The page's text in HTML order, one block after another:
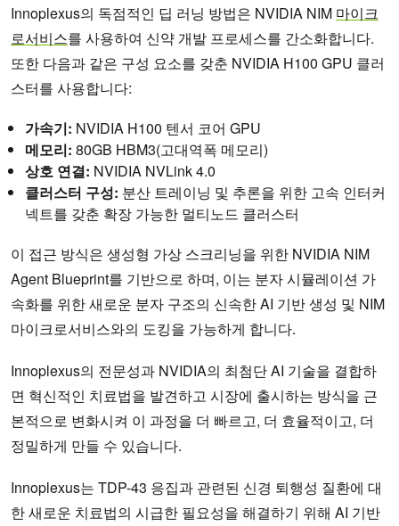
Innoplexus의 독점적인 딥 러닝 방법은 NVIDIA NIM 마이크
로서비스를 사용하여 신약 개발 프로세스를 간소화합니다.
또한 다음과 같은 구성 요소를 갖춘 NVIDIA H100 GPU 클러
스터를 사용합니다:
가속기: NVIDIA H100 텐서 코어 GPU
메모리: 80GB HBM3(고대역폭 메모리)
상호 연결: NVIDIA NVLink 4.0
클러스터 구성: 분산 트레이닝 및 추론을 위한 고속 인터커
넥트를 갖춘 확장 가능한 멀티노드 클러스터
이 접근 방식은 생성형 가상 스크리닝을 위한 NVIDIA NIM
Agent Blueprint를 기반으로 하며, 이는 분자 시뮬레이션 가
속화를 위한 새로운 분자 구조의 신속한 AI 기반 생성 및 NIM
마이크로서비스와의 도킹을 가능하게 합니다.
Innoplexus의 전문성과 NVIDIA의 최첨단 AI 기술을 결합하
면 혁신적인 치료법을 발견하고 시장에 출시하는 방식을 근
본적으로 변화시켜 이 과정을 더 빠르고, 더 효율적이고, 더
정밀하게 만들 수 있습니다.
Innoplexus는 TDP-43 응집과 관련된 신경 퇴행성 질환에 대
한 새로운 치료법의 시급한 필요성을 해결하기 위해 AI 기반